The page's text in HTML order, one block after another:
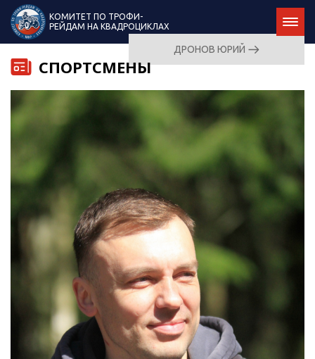
КОМИТЕТ ПО ТРОФИ-
РЕЙДАМ НА КВАДРОЦИКЛАХ
СПОРТСМЕНЫ
ДРОНОВ ЮРИЙ